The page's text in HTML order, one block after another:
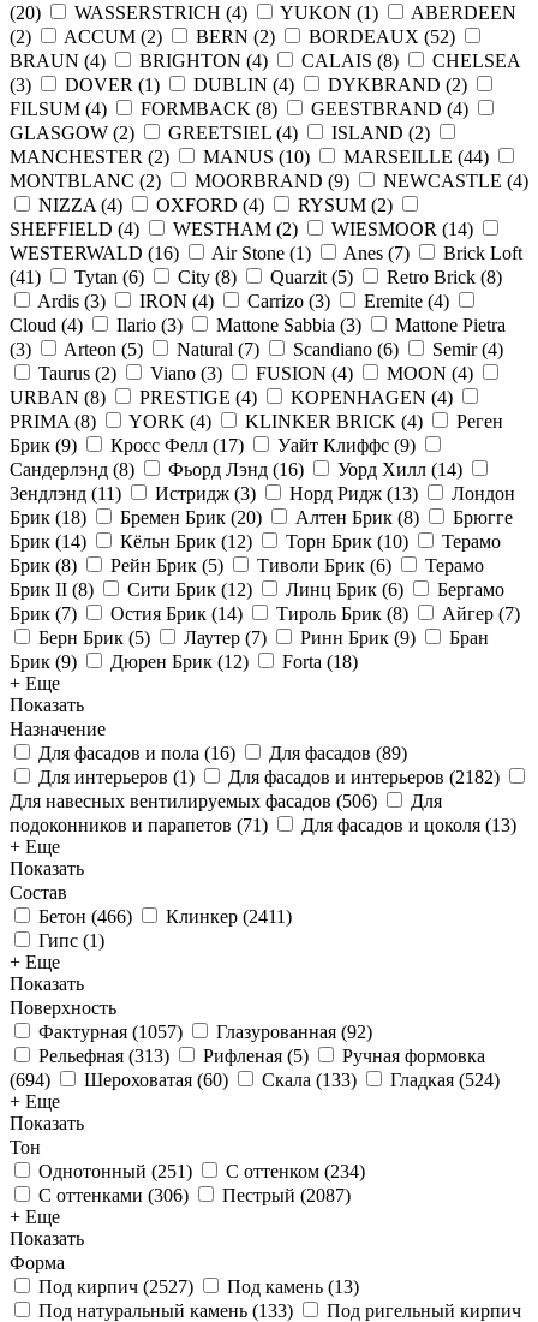
(20) WASSERSTRICH (4) YUKON (1)
ABERDEEN
(2) ACCUM (2) BERN (2) BORDEAUX (52)
BRAUN (4) BRIGHTON (4) CALAIS (8)
CHELSEA
(3) DOVER (1) DUBLIN (4) DYKBRAND (2)
FILSUM (4) FORMBACK (8) GEESTBRAND (4)
GLASGOW (2) GREETSIEL (4) ISLAND (2)
MANCHESTER (2) MANUS (10) MARSEILLE (44)
MONTBLANC (2) MOORBRAND (9) NEWCASTLE (4)
NIZZA (4) OXFORD (4) RYSUM (2)
SHEFFIELD (4) WESTHAM (2) WIESMOOR (14)
WESTERWALD (16) Air Stone (1) Anes (7)
Brick Loft
(41) Tytan (6) City (8) Quarzit (5) Retro Brick (8)
Ardis (3) IRON (4) Carrizo (3) Eremite (4)
Cloud (4) Ilario (3) Mattone Sabbia (3)
Mattone Pietra
(3) Arteon (5) Natural (7) Scandiano (6) Semir(4)
Taurus (2) Viano (3) FUSION (4) MOON (4)
URBAN (8) PRESTIGE (4) KOPENHAGEN (4)
PRIMA (8) YORK (4) KLINKER BRICK (4)
Реген
Брик (9) Кросс Фелл (17) Уайт Клиффс (9)
Сандерлэнд (8) Фьорд Лэнд (16) Уорд Хилл (14)
Зендлэнд (11) Истридж (3) Норд Ридж (13)
Лондон
Брик (18) Бремен Брик (20) Алтен Брик (8)
Брюгге
Брик (14) Кёльн Брик (12) Торн Брик (10)
Терамо
Брик (8) Рейн Брик (5) Тиволи Брик (6)
Терамо
Брик II (8) Сити Брик (12) Линц Брик (6)
Бергамо
Брик (7) Остия Брик (14) Тироль Брик (8) Айгер (7)
Берн Брик (5) Лаутер (7) Ринн Брик (9)
Бран
Брик (9) Дюрен Брик (12) Forta (18)
+ Еще
Показать
Назначение
Для фасадов и пола (16) Для фасадов (89)
Для интерьеров (1) Для фасадов и интерьеров (2182)
Для навесных вентилируемых фасадов (506)
Для
подоконников и парапетов (71) Для фасадов и цоколя (13)
+ Еще
Показать
Состав
Бетон (466) Клинкер (2411)
Гипс (1)
+ Еще
Показать
Поверхность
Фактурная (1057) Глазурованная (92)
Рельефная (313) Рифленая (5)
Ручная формовка
(694) Шероховатая (60) Скала (133) Гладкая (524)
+ Еще
Показать
Тон
Однотонный (251) С оттенком (234)
С оттенками (306) Пестрый (2087)
+ Еще
Показать
Форма
Под кирпич (2527) Под камень (13)
Под натуральный камень (133)
Под ригельный кирпич